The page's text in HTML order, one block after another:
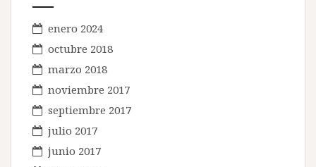
enero 2024
octubre 2018
marzo 2018
noviembre 2017
septiembre 2017
julio 2017
junio 2017